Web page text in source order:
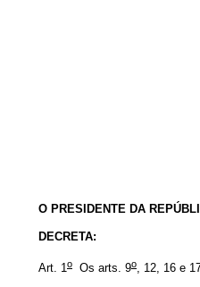
O PRESIDENTE DA
DECRETA:
Art. 1 o Os arts. 9o , 12, 16 e